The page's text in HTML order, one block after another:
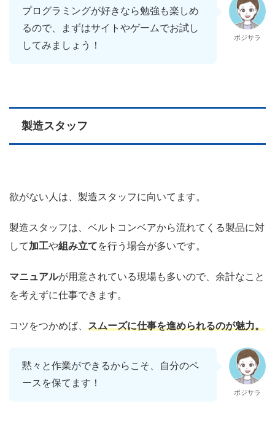
プログラミングが好きなら勉強も楽しめ
るので、まずはサイトやゲームでお試し
してみましょう！
ポジサラ
製造スタッフ
欲がない人は、製造スタッフに向いてます。
製造スタッフは、ベルトコンベアから流れてくる製品に対
して加工や組み立てを行う場合が多いです。
マニュアルが用意されている現場も多いので、余計なこと
を考えずに仕事できます。
コツをつかめば、 スムーズに仕事を進められるのが魅力。
黙々と作業ができるからこそ、自分のペ
ースを保てます！
ポジサラ